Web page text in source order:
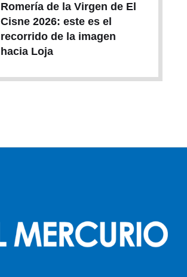
Romería de la Virgen de El
Cisne 2026: este es el
recorrido de la imagen
hacia Loja